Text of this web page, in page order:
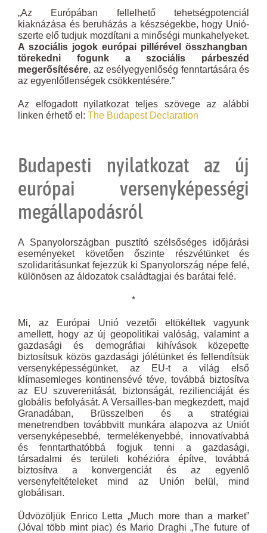
„Az Európában fellelhető tehetségpotenciál
kiaknázása és beruházás a készségekbe, hogy Unió-
szerte elő tudjuk mozdítani a minőségi munkahelyeket.
A szociális jogok európai pillérével összhangban
törekedni fogunk a szociális párbeszéd
megerősítésére, az esélyegyenlőség fenntartására és
az egyenlőtlenségek csökkentésére.”
Az elfogadott nyilatkozat teljes szövege az alábbi
linken érhető el: The Budapest Declaration
Budapesti nyilatkozat az új
európai versenyképességi
megállapodásról
A Spanyolországban pusztító szélsőséges időjárási
eseményeket követően őszinte részvétünket és
szolidaritásunkat fejezzük ki Spanyolország népe felé,
különösen az áldozatok családtagjai és barátai felé.
*
Mi, az Európai Unió vezetői eltökéltek vagyunk
amellett, hogy az új geopolitikai valóság, valamint a
gazdasági és demográfiai kihívások közepette
biztosítsuk közös gazdasági jólétünket és fellendítsük
versenyképességünket, az EU-t a világ első
klímasemleges kontinensévé téve, továbbá biztosítva
az EU szuverenitását, biztonságát, rezilienciáját és
globális befolyását. A Versailles-ban megkezdett, majd
Granadában, Brüsszelben és a stratégiai
menetrendben továbbvitt munkára alapozva az Uniót
versenyképesebbé, termelékenyebbé, innovatívabbá
és fenntarthatóbbá fogjuk tenni a gazdasági,
társadalmi és területi kohézióra építve, továbbá
biztosítva a konvergenciát és az egyenlő
versenyfeltételeket mind az Unión belül, mind
globálisan.
Üdvözöljük Enrico Letta „Much more than a market”
(Jóval több mint piac) és Mario Draghi „The future of